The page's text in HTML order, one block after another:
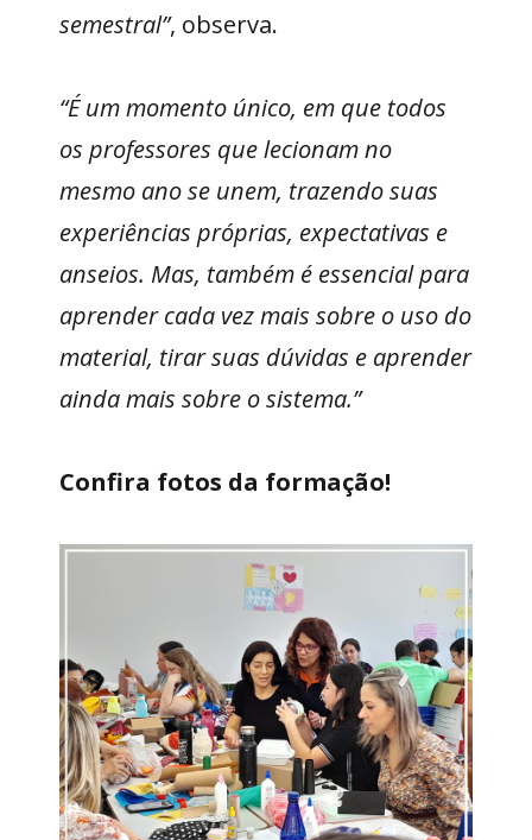
semestral”, observa.
“É um momento único, em que todos
os professores que lecionam no
mesmo ano se unem, trazendo suas
experiências próprias, expectativas e
anseios. Mas, também é essencial para
aprender cada vez mais sobre o uso do
material, tirar suas dúvidas e aprender
ainda mais sobre o sistema.”
Confira fotos da formação!